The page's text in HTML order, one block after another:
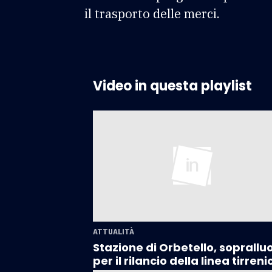
il trasporto delle merci.
Video in questa playlist
ATTUALITÀ
Stazione di Orbetello,
per il rilancio della linea